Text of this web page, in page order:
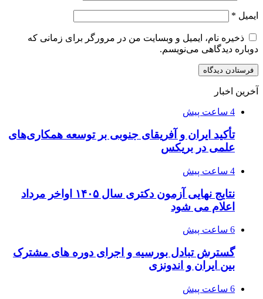
ایمیل *
ذخیره نام، ایمیل و وبسایت من در مرورگر برای زمانی که
دوباره دیدگاهی می‌نویسم.
آخرین اخبار
4 ساعت پیش
تأکید ایران و آفریقای جنوبی بر توسعه همکاری‌های
علمی در بریکس
4 ساعت پیش
نتایج نهایی آزمون دکتری سال ۱۴۰۵ اواخر مرداد
اعلام می شود
6 ساعت پیش
گسترش تبادل بورسیه و اجرای دوره های مشترک
بین ایران و اندونزی
6 ساعت پیش